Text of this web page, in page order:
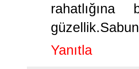
Yanıtla